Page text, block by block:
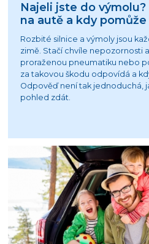
Najeli jste do
na autě a kdy
Rozbité silnice a výmoly jsou
zimě. Stačí chvíle nepozornosti
proraženou pneumatiku nebo
za takovou škodu odpovídá a
Odpověď není tak jednoduchá,
pohled zdát.